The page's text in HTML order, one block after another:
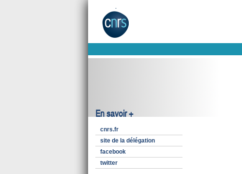
En savoir +
cnrs.fr
site de la délégation
facebook
twitter